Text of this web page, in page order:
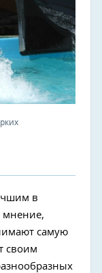
в
мнение,
самую
своим